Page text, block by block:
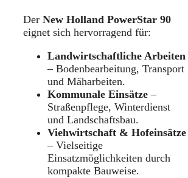
Der New Holland PowerStar 90
eignet sich hervorragend für:
Landwirtschaftliche Arbeiten
– Bodenbearbeitung, Transport
und Mäharbeiten.
Kommunale Einsätze –
Straßenpflege, Winterdienst
und Landschaftsbau.
Viehwirtschaft & Hofeinsätze
– Vielseitige
Einsatzmöglichkeiten durch
kompakte Bauweise.